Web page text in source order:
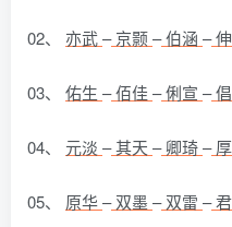
02、 亦武–京颢–伯涵 –
03、 佑生 –佰佳 –俐宣 –
04、 元淡 –其天 –卿琦–
05、 原华–双墨 –双雷 –